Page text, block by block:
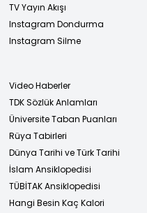
TV Yayın Akışı
Instagram Dondurma
Instagram Silme
Video Haberler
TDK Sözlük Anlamları
Üniversite Taban Puanları
Rüya Tabirleri
Dünya Tarihi ve Türk Tarihi
İslam Ansiklopedisi
TÜBİTAK Ansiklopedisi
Hangi Besin Kaç Kalori